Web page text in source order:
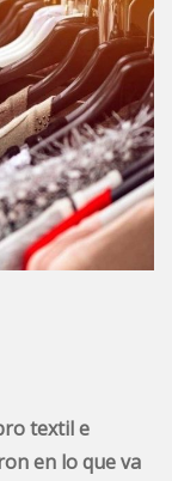
textil e
en lo que va